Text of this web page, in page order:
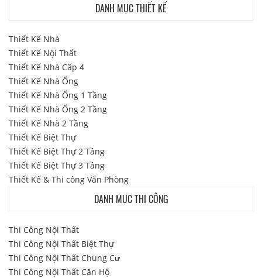
DANH MỤC THIẾT KẾ
Thiết Kế Nhà
Thiết Kế Nội Thất
Thiết Kế Nhà Cấp 4
Thiết Kế Nhà Ống
Thiết Kế Nhà Ống 1 Tầng
Thiết Kế Nhà Ống 2 Tầng
Thiết Kế Nhà 2 Tầng
Thiết Kế Biệt Thự
Thiết Kế Biệt Thự 2 Tầng
Thiết Kế Biệt Thự 3 Tầng
Thiết Kế & Thi công Văn Phòng
DANH MỤC THI CÔNG
Thi Công Nội Thất
Thi Công Nội Thất Biệt Thự
Thi Công Nội Thất Chung Cư
Thi Công Nội Thất Căn Hộ